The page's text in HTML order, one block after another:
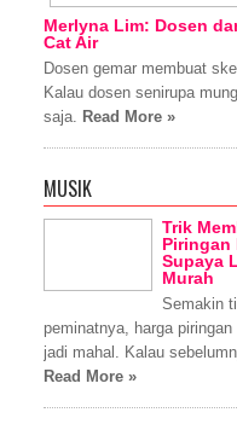
Merlyna Lim: Dosen
Cat Air
Dosen gemar membuat
Kalau dosen senirupa
saja. Read More »
MUSIK
Trik
Piringan
Supaya
Murah
Semakin
peminatnya, harga
jadi mahal. Kalau
Read More »